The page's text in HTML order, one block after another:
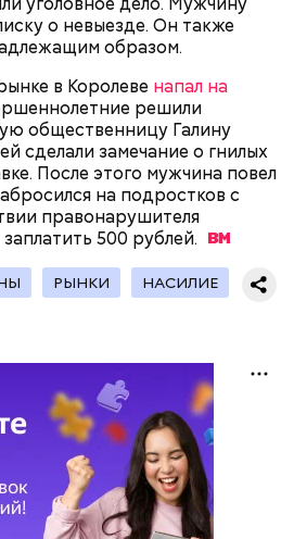
о невыезде. Он также
образом.
в Королеве напал на
решили
общественницу Галину
сделали замечание о гнилых
После этого мужчина повел
на подростков с
правонарушителя
500 рублей.
РЫНКИ НАСИЛИЕ
деятельность в области
рекламы в социальных
своих доходов часть
спонсоров розыгрышей,
мотивационных курсов и
Гасанов получал на
счета как физического лица, а
родственникам лицевые
московской прокуратуре
налоговой, Гасанов либо
еще несколькими счетами,
квартиры.